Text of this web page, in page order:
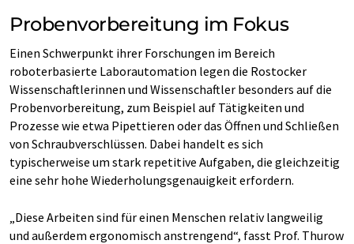
Probenvorbereitung im Fokus
Einen Schwerpunkt ihrer Forschungen im Bereich
roboterbasierte Laborautomation legen die Rostocker
Wissenschaftlerinnen und Wissenschaftler besonders auf die
Probenvorbereitung, zum Beispiel auf Tätigkeiten und
Prozesse wie etwa Pipettieren oder das Öffnen und Schließen
von Schraubverschlüssen. Dabei handelt es sich
typischerweise um stark repetitive Aufgaben, die gleichzeitig
eine sehr hohe Wiederholungsgenauigkeit erfordern.
„Diese Arbeiten sind für einen Menschen relativ langweilig
und außerdem ergonomisch anstrengend“, fasst Prof. Thurow